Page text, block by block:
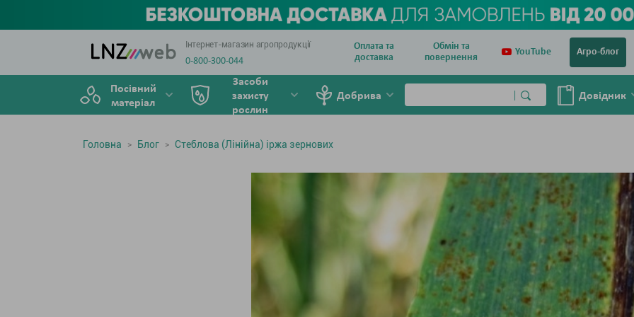
Інтернет-магазин агропродукції
0-800-300-044
Оплата та
доставка
Обмін та
повернення
YouTube Агро-блог
Посівний
матеріал
Засоби
захисту
рослин
Добрива Довiдник
Головна Блог Стеблова (Лінійна) іржа зернових